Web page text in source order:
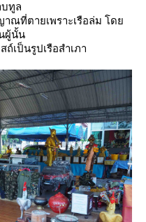
บทูล
ณที่ตายเพราะเรือล่ม โด
ผู้นั้น
ถ์เป็นรูปเรือสำเภา